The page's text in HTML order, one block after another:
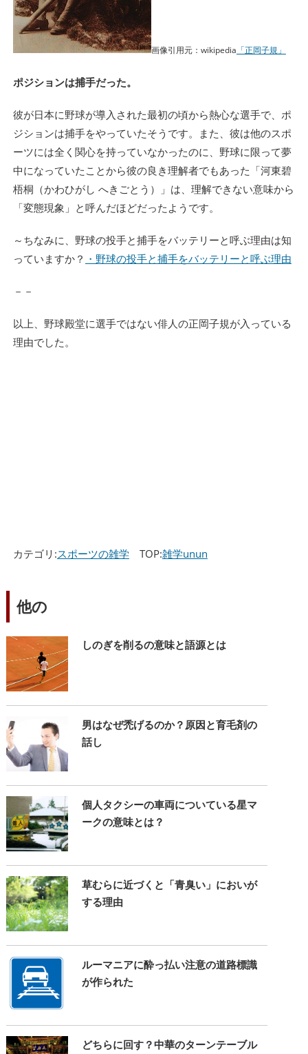
画像引用元：wikipedia 「正岡子規」
ポジションは捕手だった。
彼が日本に野球が導入された最初の頃から熱心な選手で、ポ
ジションは捕手をやっていたそうです。また、彼は他のスポ
ーツには全く関心を持っていなかったのに、野球に限って夢
中になっていたことから彼の良き理解者でもあった「河東碧
梧桐（かわひがし へきごとう）」は、理解できない意味から
「変態現象」と呼んだほどだったようです。
～ちなみに、野球の投手と捕手をバッテリーと呼ぶ理由は知
っていますか？ ・野球の投手と捕手をバッテリーと呼ぶ理由
－－
以上、野球殿堂に選手ではない俳人の正岡子規が入っている
理由でした。
カテゴリ:スポーツの雑学TOP:雑学unun
他の
しのぎを削るの意味と語源とは
男はなぜ禿げるのか？原因と育毛剤の
話し
個人タクシーの車両についている星マ
ークの意味とは？
草むらに近づくと「青臭い」においが
する理由
ルーマニアに酔っ払い注意の道路標識
が作られた
どちらに回す？中華のターンテーブル